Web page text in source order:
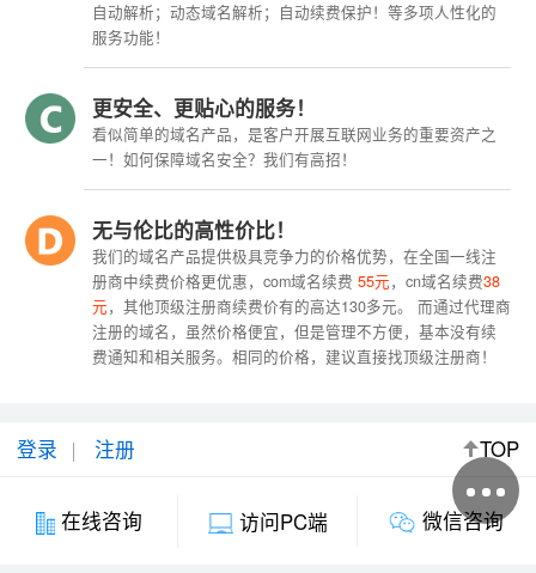
自动解析；动态域名解析；自动续费保护！等多项人性化的
服务功能！
更安全、更贴心的服务！
看似简单的域名产品，是客户开展互联网业务的重要资产之
一！如何保障域名安全？我们有高招！
无与伦比的高性价比！
我们的域名产品提供极具竞争力的价格优势，在全国一线注
册商中续费价格更优惠，com域名续费 55元，cn域名续费38
元，其他顶级注册商续费价有的高达130多元。 而通过代理商
注册的域名，虽然价格便宜，但是管理不方便，基本没有续
费通知和相关服务。相同的价格，建议直接找顶级注册商！
登录 注册 TOP
在线咨询 访问PC端 微信咨询